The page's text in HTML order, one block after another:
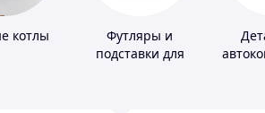
котлы
Футляры и
подставки для